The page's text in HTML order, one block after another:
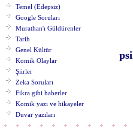
Temel (Edepsiz)
Google Soruları
Murathan'ı Güldürenler
Tarih
Genel Kültür
Komik Olaylar
Şiirler
Zeka Soruları
Fikra gibi haberler
Komik yazı ve hikayeler
Duvar yazıları